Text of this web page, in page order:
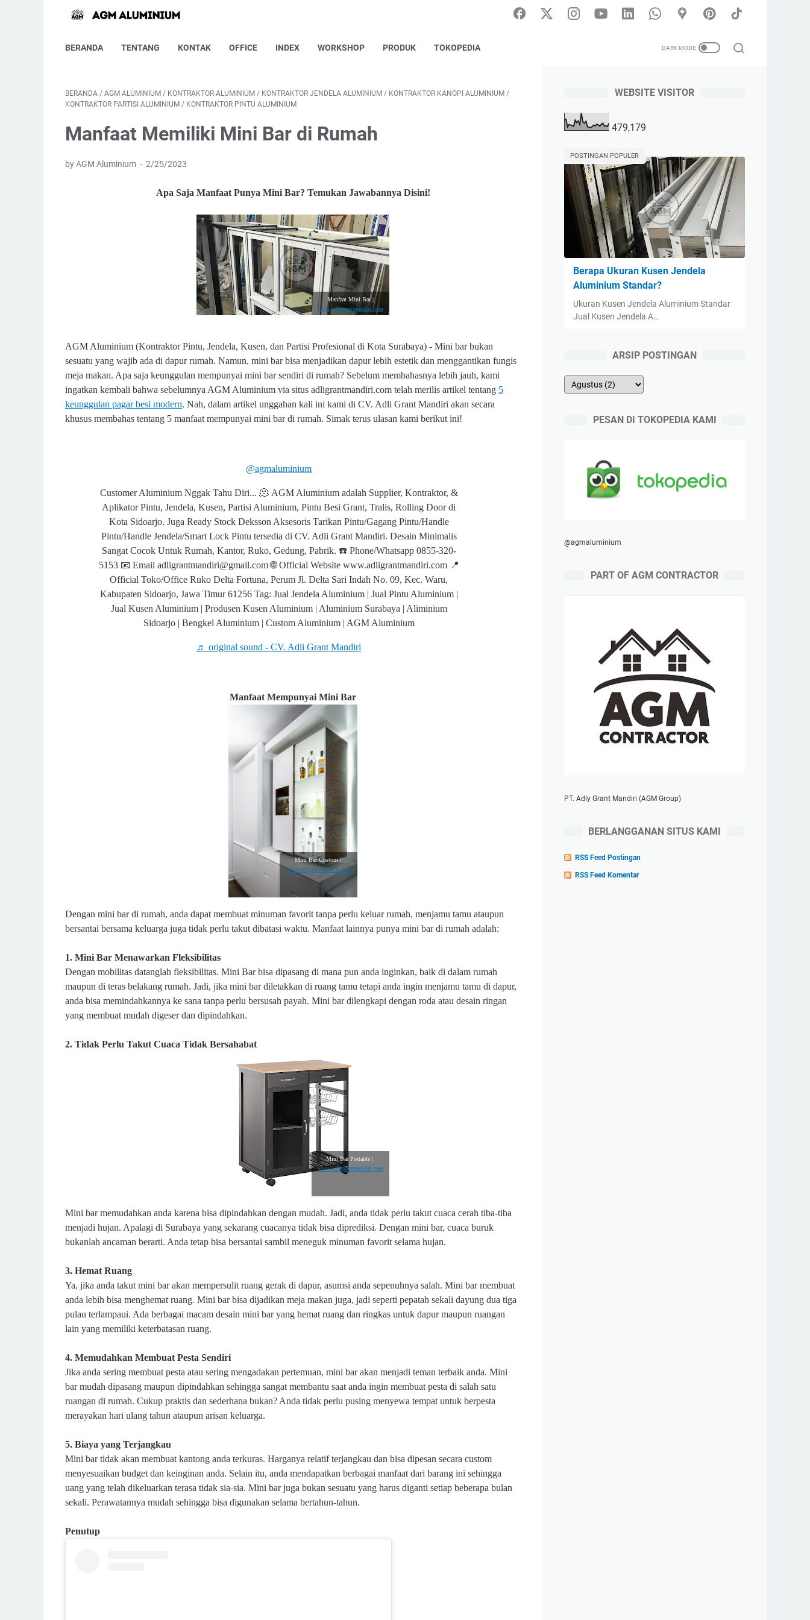
BERANDA TENTANG KONTAK OFFICE INDEX WORKSHOP PRODUK TOKOPEDIA
BERANDA / AGM ALUMINIUM / KONTRAKTOR ALUMINIUM / KONTRAKTOR JENDELA ALUMINIUM / KONTRAKTOR KANOPI ALUMINIUM /
KONTRAKTOR PARTISI ALUMINIUM / KONTRAKTOR PINTU ALUMINIUM
Manfaat Memiliki Mini Bar di Rumah
by AGM Aluminium 2/25/2023
Apa Saja Manfaat Punya Mini Bar? Temukan Jawabannya Disini!
Manfaat Mini Bar |
www.adligrantmandiri.com
AGM Aluminium (Kontraktor Pintu, Jendela, Kusen, dan Partisi Profesional di Kota Surabaya) - Mini bar bukan
sesuatu yang wajib ada di dapur rumah. Namun, mini bar bisa menjadikan dapur lebih estetik dan menggantikan fungis
meja makan. Apa saja keunggulan mempunyai mini bar sendiri di rumah? Sebelum membahasnya lebih jauh, kami
ingatkan kembali bahwa sebelumnya AGM Aluminium via situs adligrantmandiri.com telah merilis artikel tentang 5
keunggulan pagar besi modern. Nah, dalam artikel unggahan kali ini kami di CV. Adli Grant Mandiri akan secara
khusus membahas tentang 5 manfaat mempunyai mini bar di rumah. Simak terus ulasan kami berikut ini!
@agmaluminium
Customer Aluminium Nggak Tahu Diri... 🫠 AGM Aluminium adalah Supplier, Kontraktor, &
Aplikator Pintu, Jendela, Kusen, Partisi Aluminium, Pintu Besi Grant, Tralis, Rolling Door di
Kota Sidoarjo. Juga Ready Stock Deksson Aksesoris Tarikan Pintu/Gagang Pintu/Handle
Pintu/Handle Jendela/Smart Lock Pintu tersedia di CV. Adli Grant Mandiri. Desain Minimalis
Sangat Cocok Untuk Rumah, Kantor, Ruko, Gedung, Pabrik. ☎️ Phone/Whatsapp 0855-320-
5153 📧 Email adligrantmandiri@gmail.com 🌐 Official Website www.adligrantmandiri.com 📍
Official Toko/Office Ruko Delta Fortuna, Perum Jl. Delta Sari Indah No. 09, Kec. Waru,
Kabupaten Sidoarjo, Jawa Timur 61256 Tag: Jual Jendela Aluminium | Jual Pintu Aluminium |
Jual Kusen Aluminium | Produsen Kusen Aluminium | Aluminium Surabaya | Aliminium
Sidoarjo | Bengkel Aluminium | Custom Aluminium | AGM Aluminium
♬ original sound - CV. Adli Grant Mandiri
Manfaat Mempunyai Mini Bar
Mini Bar Custom |
www.adligrantmandiri.com
Dengan mini bar di rumah, anda dapat membuat minuman favorit tanpa perlu keluar rumah, menjamu tamu ataupun
bersantai bersama keluarga juga tidak perlu takut dibatasi waktu. Manfaat lainnya punya mini bar di rumah adalah:
1. Mini Bar Menawarkan Fleksibilitas
Dengan mobilitas datanglah fleksibilitas. Mini Bar bisa dipasang di mana pun anda inginkan, baik di dalam rumah
maupun di teras belakang rumah. Jadi, jika mini bar diletakkan di ruang tamu tetapi anda ingin menjamu tamu di dapur,
anda bisa memindahkannya ke sana tanpa perlu bersusah payah. Mini bar dilengkapi dengan roda atau desain ringan
yang membuat mudah digeser dan dipindahkan.
2. Tidak Perlu Takut Cuaca Tidak Bersahabat
Mini Bar Portable |
www.adligrantmandiri.com
Mini bar memudahkan anda karena bisa dipindahkan dengan mudah. Jadi, anda tidak perlu takut cuaca cerah tiba-tiba
menjadi hujan. Apalagi di Surabaya yang sekarang cuacanya tidak bisa diprediksi. Dengan mini bar, cuaca buruk
bukanlah ancaman berarti. Anda tetap bisa bersantai sambil meneguk minuman favorit selama hujan.
3. Hemat Ruang
Ya, jika anda takut mini bar akan mempersulit ruang gerak di dapur, asumsi anda sepenuhnya salah. Mini bar membuat
anda lebih bisa menghemat ruang. Mini bar bisa dijadikan meja makan juga, jadi seperti pepatah sekali dayung dua tiga
pulau terlampaui. Ada berbagai macam desain mini bar yang hemat ruang dan ringkas untuk dapur maupun ruangan
lain yang memiliki keterbatasan ruang.
4. Memudahkan Membuat Pesta Sendiri
Jika anda sering membuat pesta atau sering mengadakan pertemuan, mini bar akan menjadi teman terbaik anda. Mini
bar mudah dipasang maupun dipindahkan sehingga sangat membantu saat anda ingin membuat pesta di salah satu
ruangan di rumah. Cukup praktis dan sederhana bukan? Anda tidak perlu pusing menyewa tempat untuk berpesta
merayakan hari ulang tahun ataupun arisan keluarga.
5. Biaya yang Terjangkau
Mini bar tidak akan membuat kantong anda terkuras. Harganya relatif terjangkau dan bisa dipesan secara custom
menyesuaikan budget dan keinginan anda. Selain itu, anda mendapatkan berbagai manfaat dari barang ini sehingga
uang yang telah dikeluarkan terasa tidak sia-sia. Mini bar juga bukan sesuatu yang harus diganti setiap beberapa bulan
sekali. Perawatannya mudah sehingga bisa digunakan selama bertahun-tahun.
Penutup
WEBSITE VISITOR
479,179
POSTINGAN POPULER
Berapa Ukuran Kusen Jendela
Aluminium Standar?
Ukuran Kusen Jendela Aluminium Standar
Jual Kusen Jendela A…
ARSIP POSTINGAN
PESAN DI TOKOPEDIA KAMI
@agmaluminium
PART OF AGM CONTRACTOR
PT. Adly Grant Mandiri (AGM Group)
BERLANGGANAN SITUS KAMI
RSS Feed Postingan
RSS Feed Komentar